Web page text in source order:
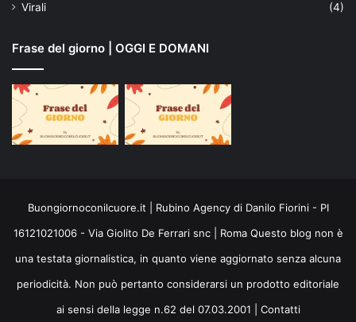
Virali
(4)
Frase del giorno | OGGI E DOMANI
Buongiornoconilcuore.it | Rubino Agency di Danilo Fiorini - PI
16121021006 - Via Giolito De Ferrari snc | Roma Questo blog non è
una testata giornalistica, in quanto viene aggiornato senza alcuna
periodicità. Non può pertanto considerarsi un prodotto editoriale
ai sensi della legge n.62 del 07.03.2001 | Contatti